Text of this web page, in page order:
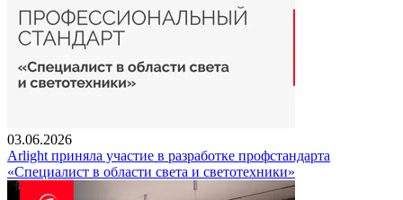
03.06.2026
Arlight приняла участие в разработке профстандарта
«Специалист в области света и светотехники»